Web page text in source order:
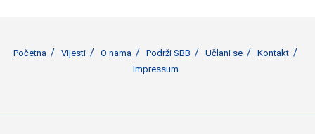
Početna Vijesti O nama Podrži SBB Učlani se
Kontakt
Impressum